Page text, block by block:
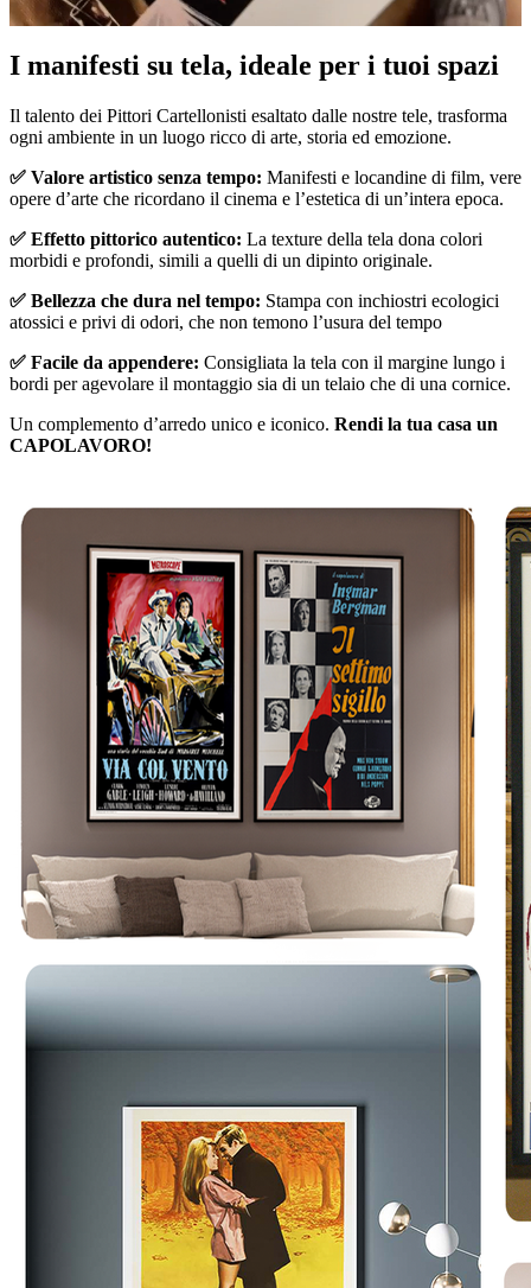
I manifesti su tela, ideale per i tuoi spazi
Il talento dei Pittori Cartellonisti esaltato dalle nostre tele, trasforma
ogni ambiente in un luogo ricco di arte, storia ed emozione.
✅ Valore artistico senza tempo: Manifesti e locandine di film, vere
opere d’arte che ricordano il cinema e l’estetica di un’intera epoca.
✅ Effetto pittorico autentico: La texture della tela dona colori
morbidi e profondi, simili a quelli di un dipinto originale.
✅ Bellezza che dura nel tempo: Stampa con inchiostri ecologici
atossici e privi di odori, che non temono l’usura del tempo
✅ Facile da appendere: Consigliata la tela con il margine lungo i
bordi per agevolare il montaggio sia di un telaio che di una cornice.
Un complemento d’arredo unico e iconico. Rendi la tua casa un
CAPOLAVORO!